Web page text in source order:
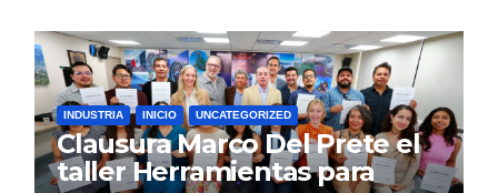
INDUSTRIA INICIO UNCATEGORIZED
Clausura Marco Del Prete el
taller Herramientas para